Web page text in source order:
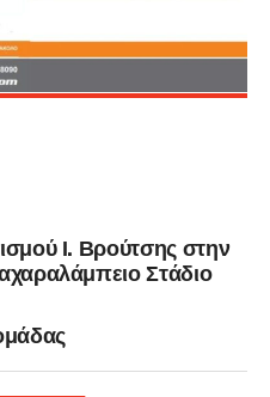
Ι. Βρούτσης στην
Στάδιο